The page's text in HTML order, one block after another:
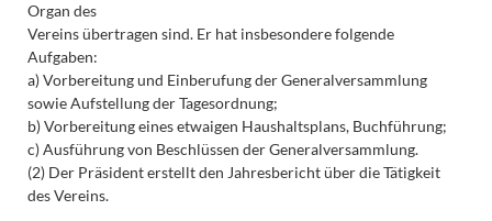
Organ des
Vereins übertragen sind. Er hat insbesondere folgende
Aufgaben:
a) Vorbereitung und Einberufung der Generalversammlung
sowie Aufstellung der Tagesordnung;
b) Vorbereitung eines etwaigen Haushaltsplans, Buchführung;
c) Ausführung von Beschlüssen der Generalversammlung.
(2) Der Präsident erstellt den Jahresbericht über die Tätigkeit
des Vereins.